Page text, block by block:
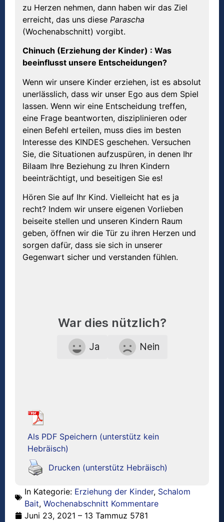
zu Herzen nehmen, dann haben wir das Ziel
erreicht, das uns diese Parascha
(Wochenabschnitt) vorgibt.
Chinuch (Erziehung der Kinder) : Was
beeinflusst unsere Entscheidungen?
Wenn wir unsere Kinder erziehen, ist es absolut
unerlässlich, dass wir unser Ego aus dem Spiel
lassen. Wenn wir eine Entscheidung treffen,
eine Frage beantworten, disziplinieren oder
einen Befehl erteilen, muss dies im besten
Interesse des KINDES geschehen. Versuchen
Sie, die Situationen aufzuspüren, in denen Ihr
Bilaam Ihre Beziehung zu Ihren Kindern
beeinträchtigt, und beseitigen Sie es!
Hören Sie auf Ihr Kind. Vielleicht hat es ja
recht? Indem wir unsere eigenen Vorlieben
beiseite stellen und unseren Kindern Raum
geben, öffnen wir die Tür zu ihren Herzen und
sorgen dafür, dass sie sich in unserer
Gegenwart sicher und verstanden fühlen.
War dies nützlich?
Ja Nein
Als PDF Speichern (unterstütz kein
Hebräisch)
Drucken (unterstütz Hebräisch)
In Kategorie: Erziehung der Kinder, Schalom
Bait, Wochenabschnitt Kommentare
Juni 23, 2021 – 13 Tammuz 5781